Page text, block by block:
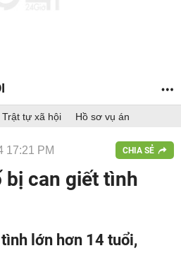
Trật tự xã hội Hồ sơ vụ án
17:21 PM CHIA SẺ
can giết tình
lớn hơn 14 tuổi,